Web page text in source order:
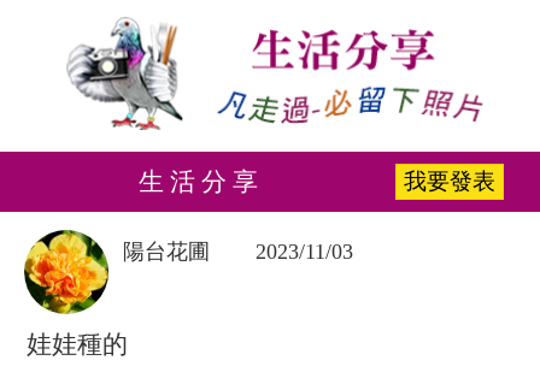
生 活 分 享 我要發表
陽台花圃 2023/11/03
娃娃種的